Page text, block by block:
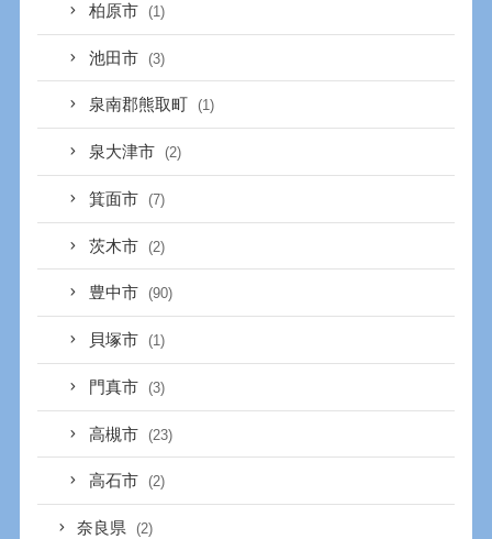
柏原市 (1)
池田市 (3)
泉南郡熊取町 (1)
泉大津市 (2)
箕面市 (7)
茨木市 (2)
豊中市 (90)
貝塚市 (1)
門真市 (3)
高槻市 (23)
高石市 (2)
奈良県 (2)